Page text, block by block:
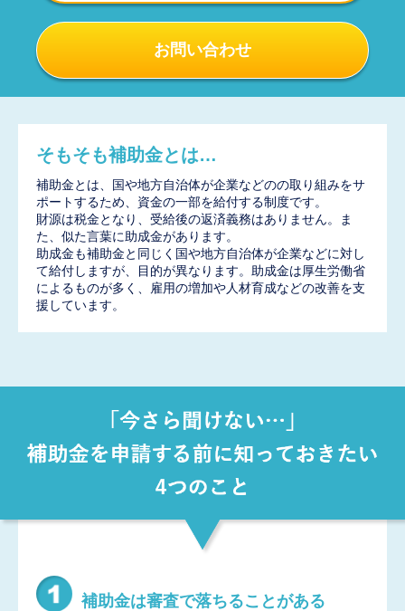
お問い合わせ
そもそも補助金とは…
補助金とは、国や地方自治体が企業などのの取り組みをサ
ポートするため、資金の一部を給付する制度です。
財源は税金となり、受給後の返済義務はありません。ま
た、似た言葉に助成金があります。
助成金も補助金と同じく国や地方自治体が企業などに対し
て給付しますが、目的が異なります。助成金は厚生労働省
によるものが多く、雇用の増加や人材育成などの改善を支
援しています。
補助金は審査で落ちることがある